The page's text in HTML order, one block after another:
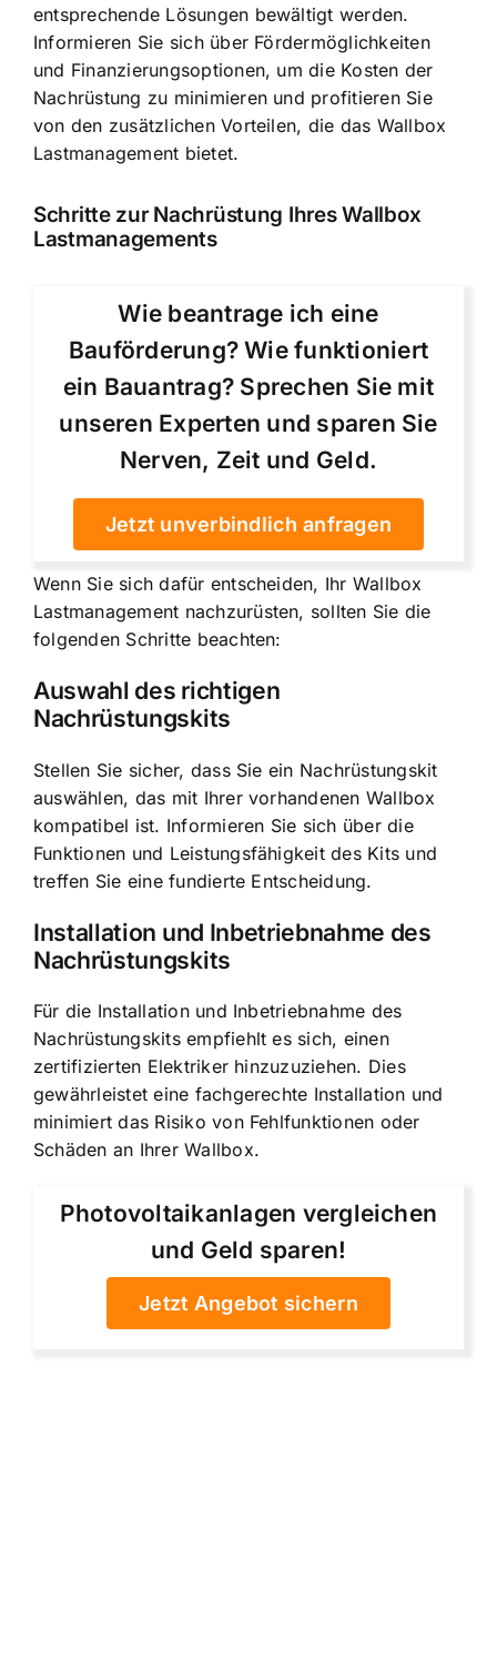
entsprechende Lösungen bewältigt werden.
Informieren Sie sich über Fördermöglichkeiten
und Finanzierungsoptionen, um die Kosten der
Nachrüstung zu minimieren und profitieren Sie
von den zusätzlichen Vorteilen, die das Wallbox
Lastmanagement bietet.
Schritte zur Nachrüstung Ihres Wallbox
Lastmanagements
Wie beantrage ich eine
Bauförderung? Wie funktioniert
ein Bauantrag? Sprechen Sie mit
unseren Experten und sparen Sie
Nerven, Zeit und Geld.
Jetzt unverbindlich anfragen
Wenn Sie sich dafür entscheiden, Ihr Wallbox
Lastmanagement nachzurüsten, sollten Sie die
folgenden Schritte beachten:
Auswahl des richtigen
Nachrüstungskits
Stellen Sie sicher, dass Sie ein Nachrüstungskit
auswählen, das mit Ihrer vorhandenen Wallbox
kompatibel ist. Informieren Sie sich über die
Funktionen und Leistungsfähigkeit des Kits und
treffen Sie eine fundierte Entscheidung.
Installation und Inbetriebnahme des
Nachrüstungskits
Für die Installation und Inbetriebnahme des
Nachrüstungskits empfiehlt es sich, einen
zertifizierten Elektriker hinzuzuziehen. Dies
gewährleistet eine fachgerechte Installation und
minimiert das Risiko von Fehlfunktionen oder
Schäden an Ihrer Wallbox.
Photovoltaikanlagen vergleichen
und Geld sparen!
Jetzt Angebot sichern